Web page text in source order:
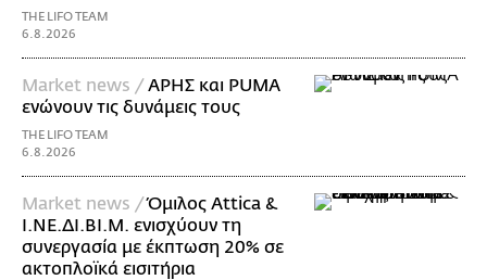
THE LIFO TEAM
6.8.2026
Market news /ΑΡΗΣ και PUMA
ενώνουν τις δυνάμεις τους
THE LIFO TEAM
6.8.2026
Market news /Όμιλος Attica &
Ι.ΝΕ.ΔΙ.ΒΙ.Μ. ενισχύουν τη
συνεργασία με έκπτωση 20% σε
ακτοπλοϊκά εισιτήρια